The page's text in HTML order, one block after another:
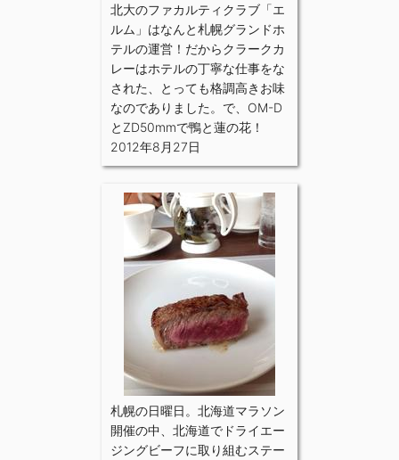
北大のファカルティクラブ「エ
ルム」はなんと札幌グランドホ
テルの運営！だからクラークカ
レーはホテルの丁寧な仕事をな
された、とっても格調高きお味
なのでありました。で、OM-D
とZD50mmで鴨と蓮の花！
2012年8月27日
札幌の日曜日。北海道マラソン
開催の中、北海道でドライエー
ジングビーフに取り組むステー